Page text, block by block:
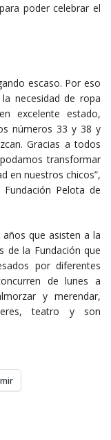
poder celebrar el
escaso. Por eso
necesidad de ropa
excelente estado,
números 33 y 38 y
Gracias a todos
transformar
en nuestros chicos”,
Pelota de
que asisten a la
de la Fundación que
por diferentes
de lunes a
y merendar,
teatro y son